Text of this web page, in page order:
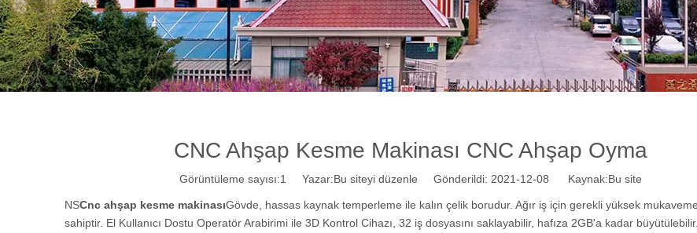
CNC Ahşap Kesme Makinası CNC Ahşap Oyma
Görüntüleme sayısı:1 Yazar:Bu siteyi düzenle Gönderildi: 2021-12-08 Kaynak:Bu site
NSCnc ahşap kesme makinasıGövde, hassas kaynak temperleme ile kalın çelik borudur. Ağır iş için gerekli yüksek
sahiptir. El Kullanıcı Dostu Operatör Arabirimi ile 3D Kontrol Cihazı, 32 iş dosyasını saklayabilir, hafıza 2GB'a kadar